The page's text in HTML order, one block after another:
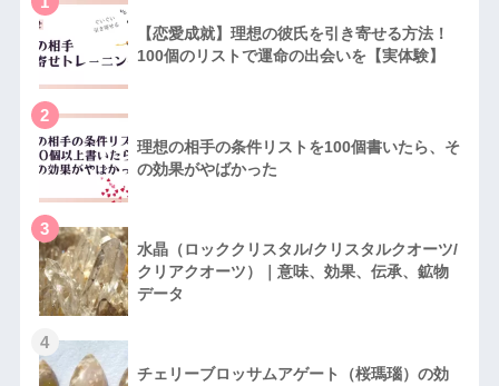
【恋愛成就】理想の彼氏を引き寄せる方法！
100個のリストで運命の出会いを【実体験】
2
理想の相手の条件リストを100個書いたら、そ
の効果がやばかった
3
水晶（ロッククリスタル/クリスタルクオーツ/
クリアクオーツ）｜意味、効果、伝承、鉱物
データ
4
チェリーブロッサムアゲート（桜瑪瑙）の効